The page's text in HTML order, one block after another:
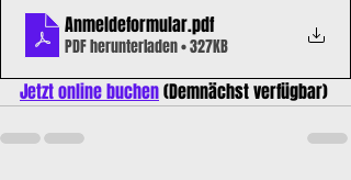
Anmeldeformular.pdf
PDF herunterladen • 327KB
Jetzt online buchen (Demnächst verfügbar)